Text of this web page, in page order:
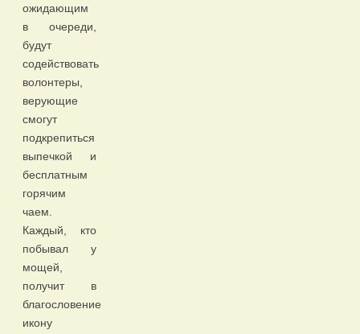
ожидающим
в очереди,
будут
содействовать
волонтеры,
верующие
смогут
подкрепиться
выпечкой и
бесплатным
горячим
чаем.
Каждый, кто
побывал у
мощей,
получит в
благословение
икону